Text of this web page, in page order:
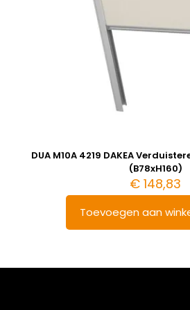
DUA M10A 4219 DAKEA
(B78xH160)
€ 148,83
Toevoegen aan